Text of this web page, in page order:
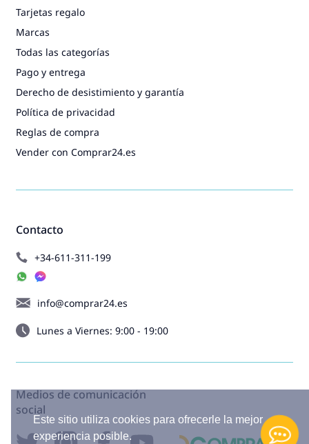
Este sitio utiliza cookies para ofrecerle la mejor
experiencia posible.
Contacto
+34-611-311-199
info@comprar24.es
Lunes a Viernes: 9:00 - 19:00
Tarjetas regalo
Marcas
Todas las categorías
Pago y entrega
Derecho de desistimiento y garantía
Política de privacidad
Reglas de compra
Vender con Comprar24.es
Medios de comunicación
social